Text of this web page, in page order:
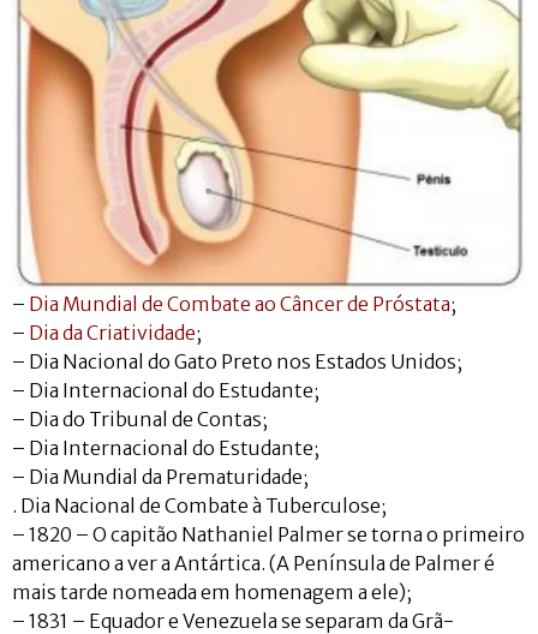
– Dia Mundial de Combate ao Câncer de Próstata;
– Dia da Criatividade;
– Dia Nacional do Gato Preto nos Estados Unidos;
– Dia Internacional do Estudante;
– Dia do Tribunal de Contas;
– Dia Internacional do Estudante;
– Dia Mundial da Prematuridade;
. Dia Nacional de Combate à Tuberculose;
– 1820 – O capitão Nathaniel Palmer se torna o primeiro
americano a ver a Antártica. (A Península de Palmer é
mais tarde nomeada em homenagem a ele);
– 1831 – Equador e Venezuela se separam da Grã-